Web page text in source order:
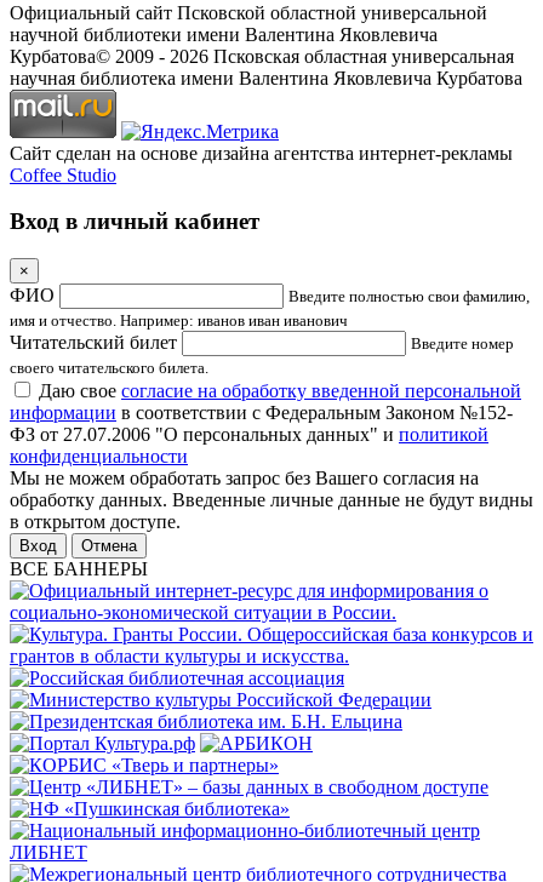
Официальный сайт Псковской областной универсальной
научной библиотеки имени Валентина Яковлевича
Курбатова© 2009 - 2026 Псковская областная универсальная
научная библиотека имени Валентина Яковлевича Курбатова
Сайт сделан на основе дизайна агентства интернет-рекламы
Coffee Studio
Вход в личный кабинет
×
ФИО
Введите полностью свои фамилию,
имя и отчество. Например: иванов иван иванович
Читательский билет
Введите номер
своего читательского билета.
Даю свое согласие на обработку введенной персональной
информации в соответствии с Федеральным Законом №152-
ФЗ от 27.07.2006 "О персональных данных" и политикой
конфиденциальности
Мы не можем обработать запрос без Вашего согласия на
обработку данных. Введенные личные данные не будут видны
в открытом доступе.
Отмена
ВСЕ БАННЕРЫ